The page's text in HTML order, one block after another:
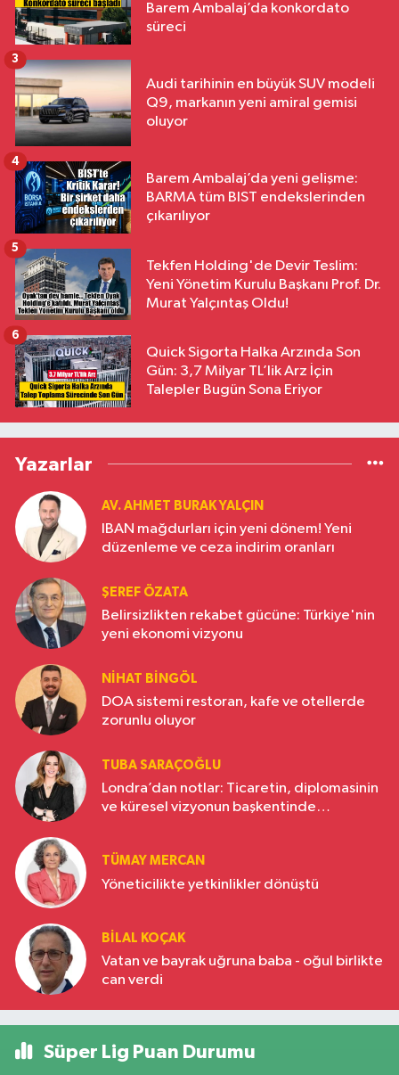
Barem Ambalaj’da konkordato
süreci
Audi tarihinin en büyük SUV modeli
Q9, markanın yeni amiral gemisi
oluyor
3
Barem Ambalaj’da yeni gelişme:
BARMA tüm BIST endekslerinden
çıkarılıyor
4
Tekfen Holding'de Devir Teslim:
Yeni Yönetim Kurulu Başkanı Prof. Dr.
Murat Yalçıntaş Oldu!
5
Quick Sigorta Halka Arzında Son
Gün: 3,7 Milyar TL’lik Arz İçin
Talepler Bugün Sona Eriyor
6
Yazarlar
AV. AHMET BURAK YALÇIN
IBAN mağdurları için yeni dönem! Yeni
düzenleme ve ceza indirim oranları
ŞEREF ÖZATA
Belirsizlikten rekabet gücüne: Türkiye'nin
yeni ekonomi vizyonu
NIHAT BINGÖL
DOA sistemi restoran, kafe ve otellerde
zorunlu oluyor
TUBA SARAÇOĞLU
Londra’dan notlar: Ticaretin, diplomasinin
ve küresel vizyonun başkentinde
TÜMAY MERCAN
Yöneticilikte yetkinlikler dönüştü
BILAL KOÇAK
Vatan ve bayrak uğruna baba - oğul birlikte
can verdi
Süper Lig Puan Durumu